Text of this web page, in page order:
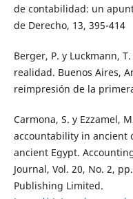
de contabilidad: un
de Derecho, 13, 395-414
Berger, P. y Luckmann,
realidad. Buenos Aires,
reimpresión de la
Carmona, S. y Ezzamel,
accountability in ancient
ancient Egypt.
Journal, Vol. 20, No. 2,
Publishing Limited.